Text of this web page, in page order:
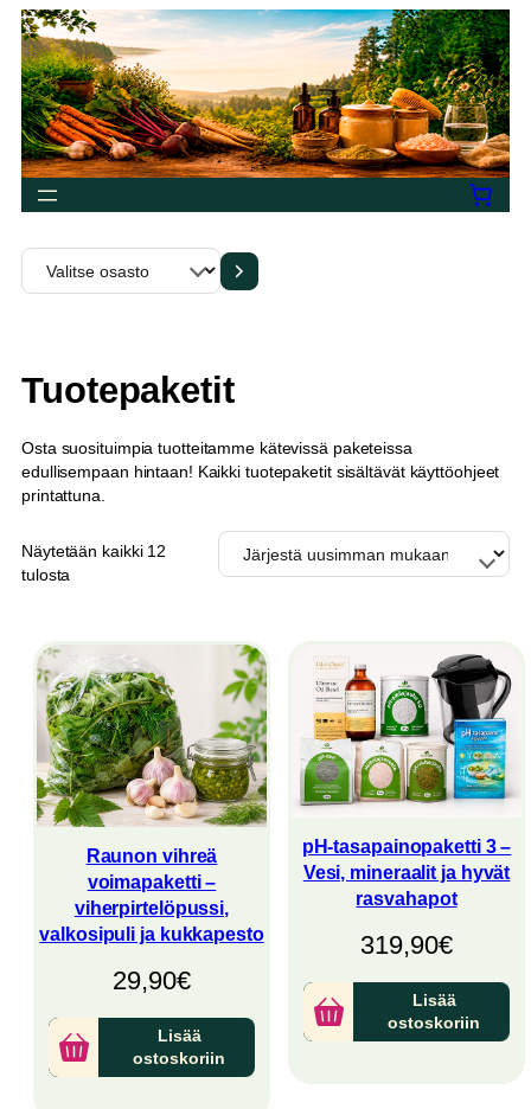
Siirry
sisältöön
Valitse
osasto
Tuotepaketit
Osta suosituimpia tuotteitamme kätevissä paketeissa
edullisempaan hintaan! Kaikki tuotepaketit sisältävät käyttöohjeet
printattuna.
Näytetään kaikki 12
tulosta
Raunon vihreä
voimapaketti –
viherpirtelöpussi,
valkosipuli ja kukkapesto
29,90€
Lisää
ostoskoriin
pH-tasapainopaketti 3 –
Vesi, mineraalit ja hyvät
rasvahapot
319,90€
Lisää
ostoskoriin